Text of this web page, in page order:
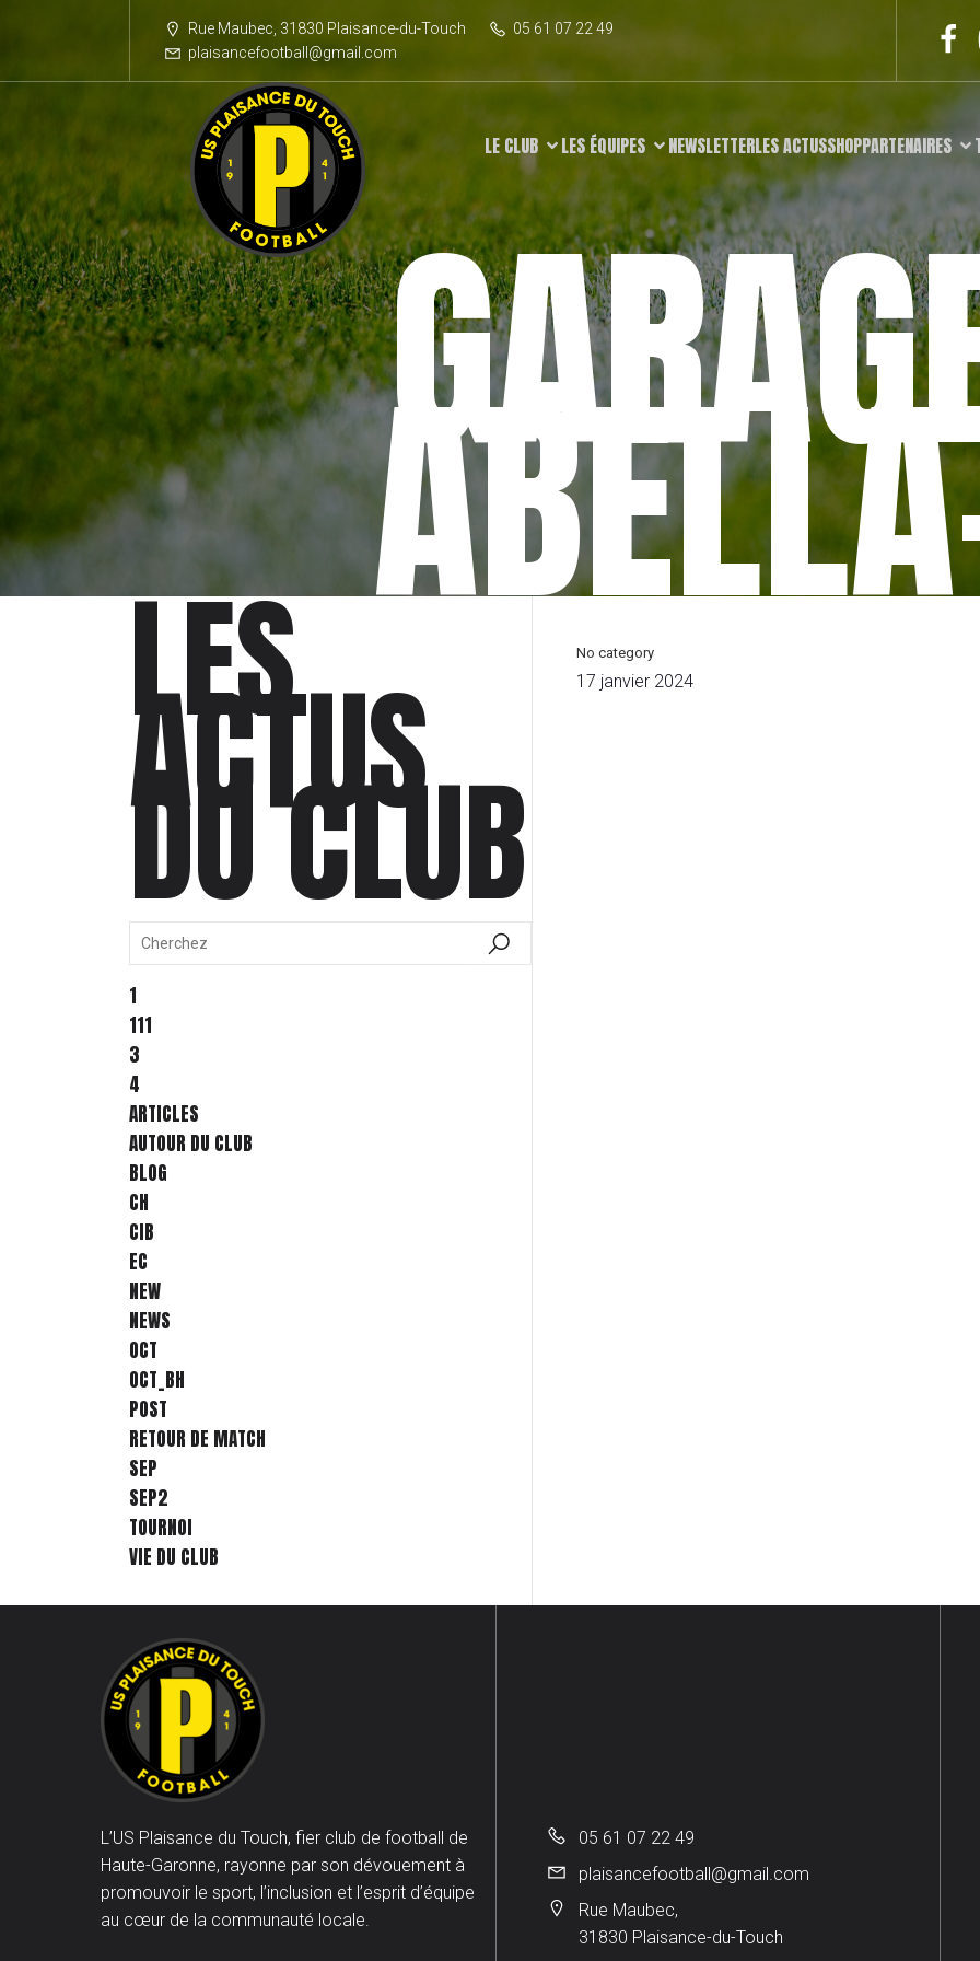
Rue Maubec, 31830 Plaisance-du-Touch
05 61 07 22 49
plaisancefootball@gmail.com
LE CLUB LES ÉQUIPES NEWSLETTERLES ACTUSSHOPPARTENAIRES
LES
ACTUS
DU CLUB
1
111
3
4
ARTICLES
AUTOUR DU CLUB
BLOG
CH
CIB
EC
NEW
NEWS
OCT
OCT_BH
POST
RETOUR DE MATCH
SEP
SEP2
TOURNOI
VIE DU CLUB
No category
17 janvier 2024
L’US Plaisance du Touch, fier club de football de
Haute-Garonne, rayonne par son dévouement à
promouvoir le sport, l’inclusion et l’esprit d’équipe
au cœur de la communauté locale.
05 61 07 22 49
plaisancefootball@gmail.com
Rue Maubec,
31830 Plaisance-du-Touch